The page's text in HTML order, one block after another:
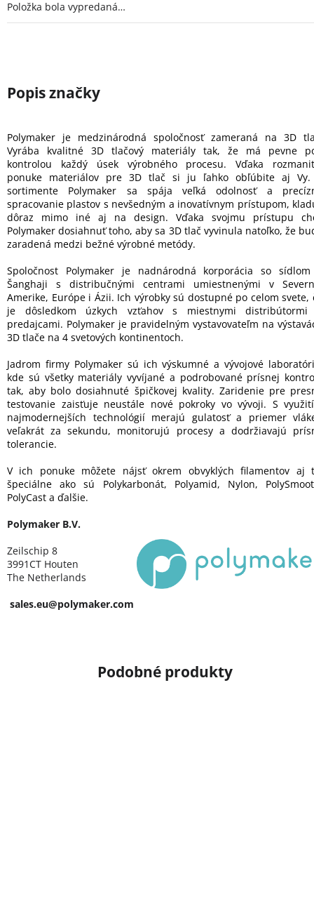
Položka bola vypredaná…
Polymaker je medzinárodná spoločnosť zameraná na 3D
Vyrába kvalitné 3D tlačový materiály tak, že má pevne
kontrolou každý úsek výrobného procesu. Vďaka
ponuke materiálov pre 3D tlač si ju ľahko obľúbite aj Vy.
sortimente Polymaker sa spája veľká odolnosť a
spracovanie plastov s nevšedným a inovatívnym prístupom,
dôraz mimo iné aj na design. Vďaka svojmu prístupu
Polymaker dosiahnuť toho, aby sa 3D tlač vyvinula natoľko, že
zaradená medzi bežné výrobné metódy.
Spoločnost Polymaker je nadnárodná korporácia so
Šanghaji s distribučnými centrami umiestnenými v
Amerike, Európe i Ázii. Ich výrobky sú dostupné po celom svete,
je dôsledkom úzkych vzťahov s miestnymi
predajcami. Polymaker je pravidelným vystavovateľm na
3D tlače na 4 svetových kontinentoch.
Jadrom firmy Polymaker sú ich výskumné a vývojové
kde sú všetky materiály vyvíjané a podrobované prísnej
tak, aby bolo dosiahnuté špičkovej kvality. Zaridenie pre
testovanie zaisťuje neustále nové pokroky vo vývoji. S
najmodernejších technológií merajú gulatosť a priemer
veľakrát za sekundu, monitorujú procesy a dodržiavajú
tolerancie.
V ich ponuke môžete nájsť okrem obvyklých filamentov aj
špeciálne ako sú Polykarbonát, Polyamid, Nylon,
PolyCast a ďalšie.
Polymaker B.V.
Zeilschip 8
3991CT Houten
The Netherlands
sales.eu@polymaker.com